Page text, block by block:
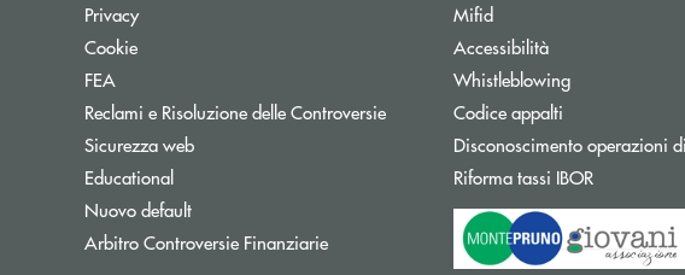
Privacy
Cookie
FEA
Reclami e Risoluzione delle Controversie
Sicurezza web
Educational
Nuovo default
Arbitro Controversie FinanziarieApre una nuova finestra
Mifid
Accessibilità
Whistleblowing
Codice appalti
Disconoscimento operazioni
Riforma tassi IBORApre una